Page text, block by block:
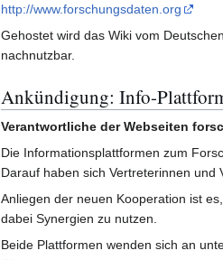
http://www.forschungsdaten.org
Gehostet wird das Wiki vom
nachnutzbar.
Ankündigung: Info-
Verantwortliche der Webseiten
Die Informationsplattformen zum
Darauf haben sich Vertreterinnen und
Anliegen der neuen Kooperation ist
dabei Synergien zu nutzen.
Beide Plattformen wenden sich an